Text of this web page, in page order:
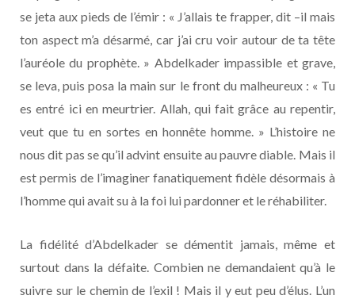
se jeta aux pieds de l’émir : « J’allais te frapper, dit –il mais
ton aspect m’a désarmé, car j’ai cru voir autour de ta tête
l’auréole du prophète. » Abdelkader impassible et grave,
se leva, puis posa la main sur le front du malheureux : « Tu
es entré ici en meurtrier. Allah, qui fait grâce au repentir,
veut que tu en sortes en honnête homme. » L’histoire ne
nous dit pas se qu’il advint ensuite au pauvre diable. Mais il
est permis de l’imaginer fanatiquement fidèle désormais à
l’homme qui avait su à la foi lui pardonner et le réhabiliter.
La fidélité d’Abdelkader se démentit jamais, même et
surtout dans la défaite. Combien ne demandaient qu’à le
suivre sur le chemin de l’exil ! Mais il y eut peu d’élus. L’un